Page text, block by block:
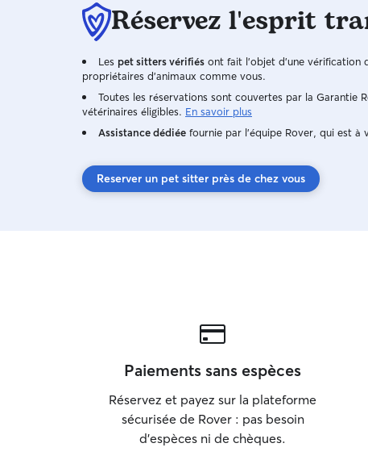
Réservez l'esprit
Les pet sitters vérifiés ont fait l'objet d'une vérification
propriétaires d'animaux comme vous.
Toutes les réservations sont couvertes par la Garantie
vétérinaires éligibles. En savoir plus
Assistance dédiée fournie par l'équipe Rover, qui est à
Reserver un pet sitter près de chez vous
Paiements sans espèces
Réservez et payez sur la plateforme
sécurisée de Rover : pas besoin
d'espèces ni de chèques.